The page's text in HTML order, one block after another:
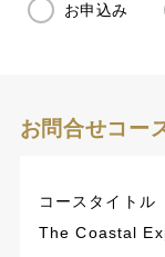
お申込み
お問合せコー
コースタイトル
The Coastal